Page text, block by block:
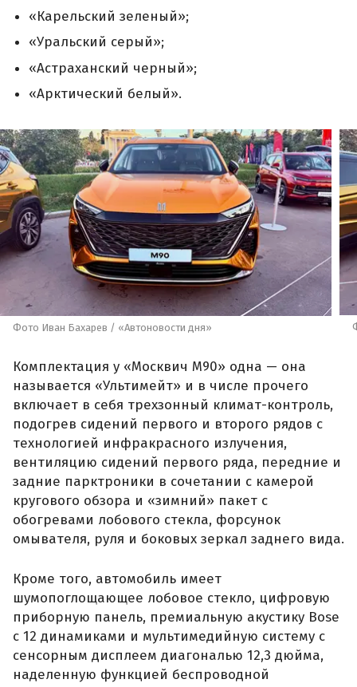
«Карельский зеленый»;
«Уральский серый»;
«Астраханский черный»;
«Арктический белый».
Фото Иван Бахарев / «Автоновости дня»
Комплектация у «Москвич М90» одна — она
называется «Ультимейт» и в числе прочего
включает в себя трехзонный климат-контроль,
подогрев сидений первого и второго рядов с
технологией инфракрасного излучения,
вентиляцию сидений первого ряда, передние и
задние парктроники в сочетании с камерой
кругового обзора и «зимний» пакет с
обогревами лобового стекла, форсунок
омывателя, руля и боковых зеркал заднего вида.
Кроме того, автомобиль имеет
шумопоглощающее лобовое стекло, цифровую
приборную панель, премиальную акустику Bose
с 12 динамиками и мультимедийную систему с
сенсорным дисплеем диагональю 12,3 дюйма,
наделенную функцией беспроводной